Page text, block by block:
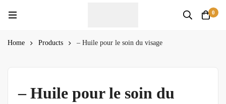
0
Home Products – Huile pour le soin du visage
– Huile pour le soin du